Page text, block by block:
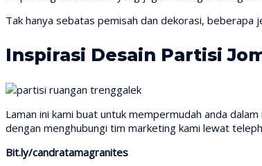
Tak hanya sebatas pemisah dan dekorasi,
Inspirasi Desain Partisi
Laman ini kami buat untuk mempermudah anda
dengan menghubungi tim marketing kami lewat
Bit.ly/candratamagranites